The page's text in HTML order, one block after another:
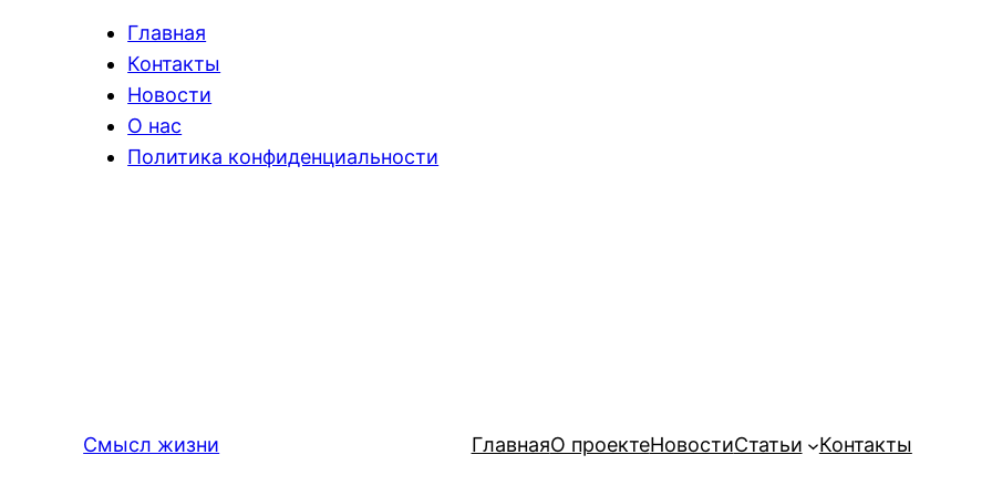
Главная
Контакты
Новости
О нас
Политика конфиденциальности
Смысл жизни ГлавнаяО проектеНовостиСтатьи Контакты